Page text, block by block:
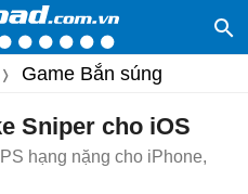
Game Bắn súng
Sniper cho iOS
hạng nặng cho iPhone,